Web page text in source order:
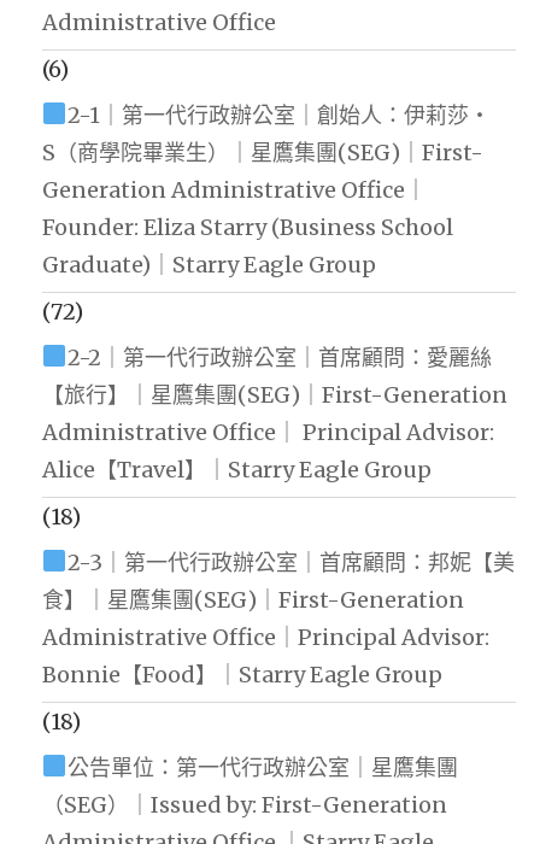
Administrative Office
(6)
2-1｜第一代行政辦公室｜創始人：伊莉莎・
S（商學院畢業生）｜星鷹集團(SEG)｜First-
Generation Administrative Office｜
Founder: Eliza Starry (Business School
Graduate)｜Starry Eagle Group
(72)
2-2｜第一代行政辦公室｜首席顧問：愛麗絲
【旅行】｜星鷹集團(SEG)｜First-Generation
Administrative Office｜ Principal Advisor:
Alice【Travel】｜Starry Eagle Group
(18)
2-3｜第一代行政辦公室｜首席顧問：邦妮【美
食】｜星鷹集團(SEG)｜First-Generation
Administrative Office｜Principal Advisor:
Bonnie【Food】｜Starry Eagle Group
(18)
公告單位：第一代行政辦公室｜星鷹集團
（SEG）｜Issued by: First-Generation